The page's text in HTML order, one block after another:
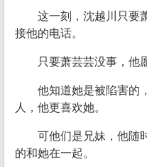
这一刻，沈越川只要
接他的电话。
只要萧芸芸没事，他
他知道她是被陷害的
人，他更喜欢她。
可他们是兄妹，他随
的和她在一起。